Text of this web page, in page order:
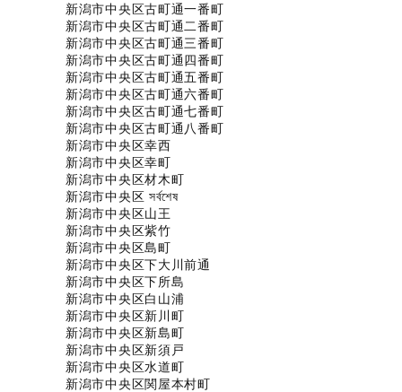
新潟市中央区古町通一番町
新潟市中央区古町通二番町
新潟市中央区古町通三番町
新潟市中央区古町通四番町
新潟市中央区古町通五番町
新潟市中央区古町通六番町
新潟市中央区古町通七番町
新潟市中央区古町通八番町
新潟市中央区幸西
新潟市中央区幸町
新潟市中央区材木町
新潟市中央区 সর্বশেষ
新潟市中央区山王
新潟市中央区紫竹
新潟市中央区島町
新潟市中央区下大川前通
新潟市中央区下所島
新潟市中央区白山浦
新潟市中央区新川町
新潟市中央区新島町
新潟市中央区新須戸
新潟市中央区水道町
新潟市中央区関屋本村町